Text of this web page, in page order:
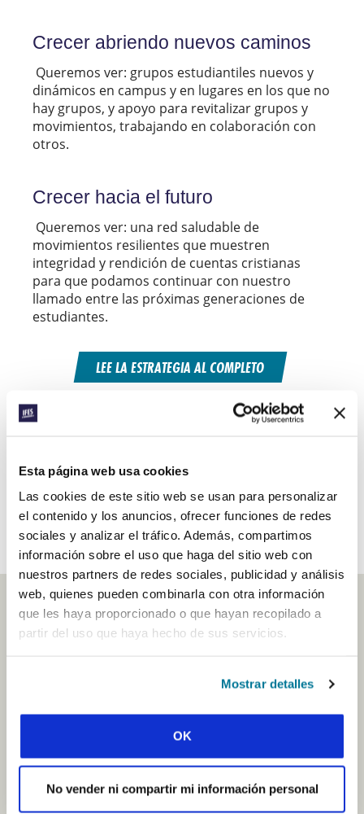
Esta página web usa cookies
Las cookies de este sitio web se usan para personalizar
el contenido y los anuncios, ofrecer funciones de redes
sociales y analizar el tráfico. Además, compartimos
información sobre el uso que haga del sitio web con
nuestros partners de redes sociales, publicidad y análisis
web, quienes pueden combinarla con otra información
que les haya proporcionado o que hayan recopilado a
partir del uso que haya hecho de sus servicios.
Mostrar detalles
OK
No vender ni compartir mi información personal
Crecer abriendo nuevos caminos
Queremos ver: grupos estudiantiles nuevos y
dinámicos en campus y en lugares en los que no
hay grupos, y apoyo para revitalizar grupos y
movimientos, trabajando en colaboración con
otros.
Crecer hacia el futuro
Queremos ver: una red saludable de
movimientos resilientes que muestren
integridad y rendición de cuentas cristianas
para que podamos continuar con nuestro
llamado entre las próximas generaciones de
estudiantes.
LEE LA ESTRATEGIA AL COMPLETO
DESCUBRE NUESTROS SUBVENCIONES DE
CRECIENDO JUNTOS
Después de que la estrategia anterior, Piedras
Asamblea Mundial 2019 llevamos a cabo talleres
acerca de la estrategia y dirección de IFES. Más
años recopilando información de estudiantes,
obreros y donantes, para comprender el contexto